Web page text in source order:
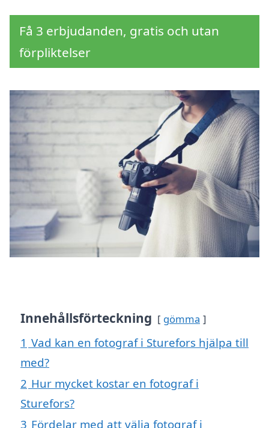
Få 3 erbjudanden, gratis och utan
förpliktelser
Innehållsförteckning gömma
1 Vad kan en fotograf i Sturefors hjälpa till
med?
2 Hur mycket kostar en fotograf i
Sturefors?
3 Fördelar med att välja fotograf i